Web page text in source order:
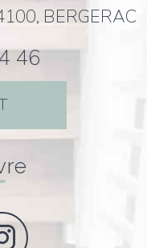
BERGERAC
46